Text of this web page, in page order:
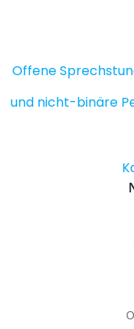
Offene
und nicht-binäre